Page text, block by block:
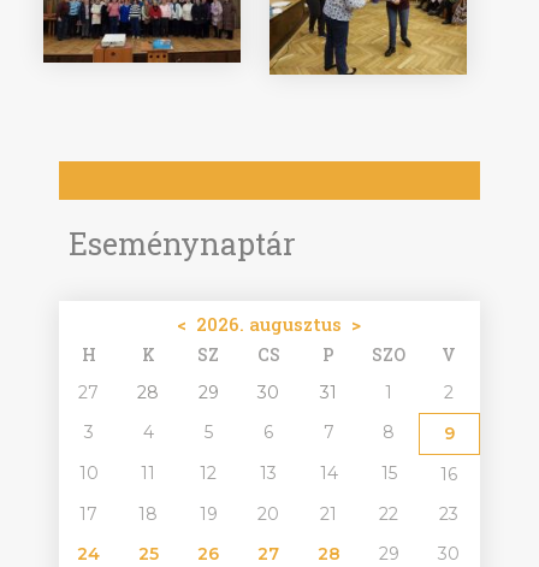
Eseménynaptár
< 2026. augusztus >
H K SZ CS P SZO V
27 28 29 30 31 1
2
3
4 5 6 7 8
9
10
11 12 13 14 15
16
17
18 19 20 21 22
23
24
25 26 27 28 29
30